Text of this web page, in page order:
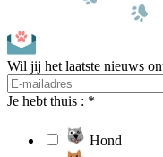
Wil jij het laatste nieuws
Je hebt thuis : *
Hond